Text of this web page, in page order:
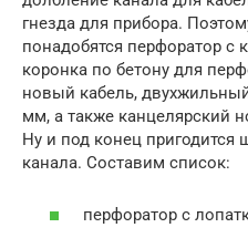
гнезда для прибора.
понадобятся перфоратор с
коронка по бетону для
новый кабель,
мм, а также канцелярский
Ну и под конец
канала. Составим список:
перфоратор с